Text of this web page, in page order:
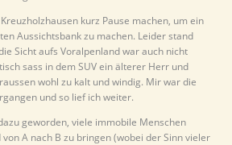
kurz Pause machen, um ein
Aussichtsbank zu machen. Leider stand
Sicht aufs Voralpenland war auch nicht
sass in dem SUV ein älterer Herr und
wohl zu kalt und windig. Mir war die
und so lief ich weiter.
geworden, viele immobile Menschen
A nach B zu bringen (wobei der Sinn vieler